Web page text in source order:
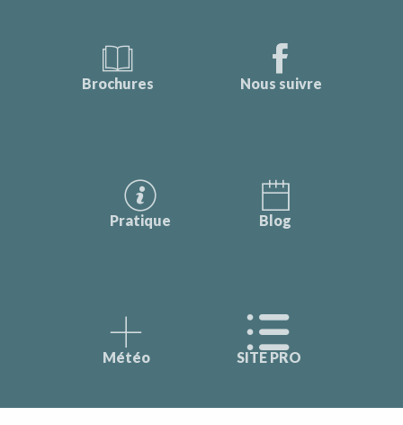
Brochures Nous suivre
Pratique Blog
Météo SITE PRO